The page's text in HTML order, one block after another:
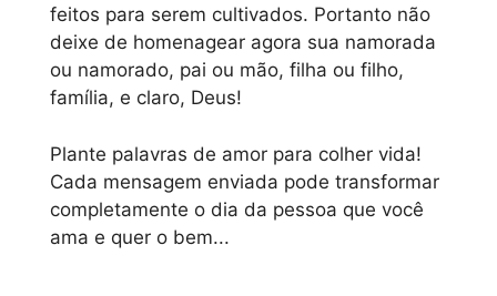
feitos para serem cultivados. Portanto não
deixe de homenagear agora sua namorada
ou namorado, pai ou mão, filha ou filho,
família, e claro, Deus!
Plante palavras de amor para colher vida!
Cada mensagem enviada pode transformar
completamente o dia da pessoa que você
ama e quer o bem...